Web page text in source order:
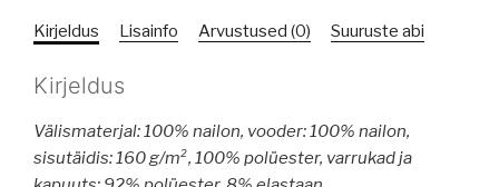
Kirjeldus Lisainfo Arvustused (0) Suuruste abi
Kirjeldus
Välismaterjal: 100% nailon, vooder: 100% nailon,
sisutäidis: 160 g/m², 100% polüester, varrukad ja